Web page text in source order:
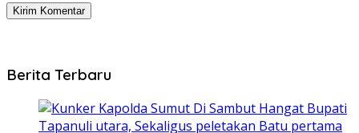
Berita Terbaru